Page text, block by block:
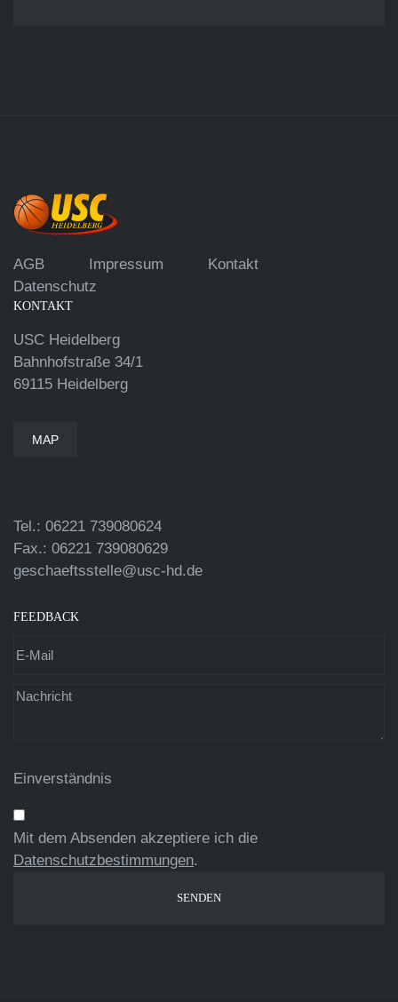
AGB Impressum
Kontakt
Datenschutz
KONTAKT
USC Heidelberg
Bahnhofstraße 34/1
69115 Heidelberg
MAP
Tel.: 06221 739080624
Fax.: 06221 739080629
geschaeftsstelle@usc-hd.de
FEEDBACK
Einverständnis
Mit dem Absenden akzeptiere ich die
Datenschutzbestimmungen.